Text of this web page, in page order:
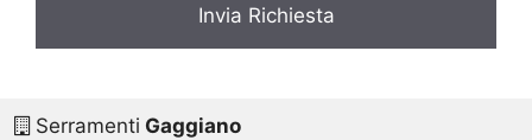
Serramenti Gaggiano